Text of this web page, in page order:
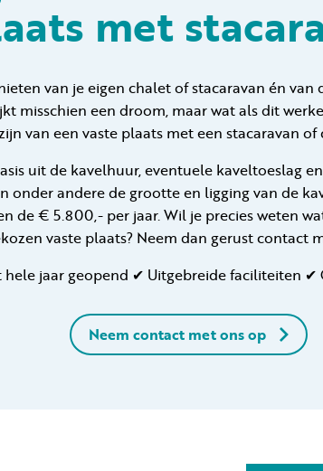
met
van je eigen chalet of stacaravan én
misschien een droom, maar wat als dit
van een vaste plaats met een stacaravan
uit de kavelhuur, eventuele kaveltoeslag
onder andere de grootte en ligging van de
de € 5.800,- per jaar. Wil je precies weten
vaste plaats? Neem dan gerust contact
hele jaar geopend ✔ Uitgebreide faciliteiten ✔
Neem contact met ons op